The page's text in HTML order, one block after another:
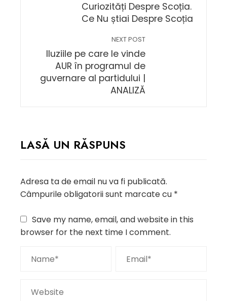
Curiozități Despre Scoția.
Ce Nu știai Despre Scoția
NEXT POST
Iluziile pe care le vinde
AUR în programul de
guvernare al partidului |
ANALIZĂ
LASĂ UN RĂSPUNS
Adresa ta de email nu va fi publicată.
Câmpurile obligatorii sunt marcate cu *
Save my name, email, and website in this
browser for the next time I comment.